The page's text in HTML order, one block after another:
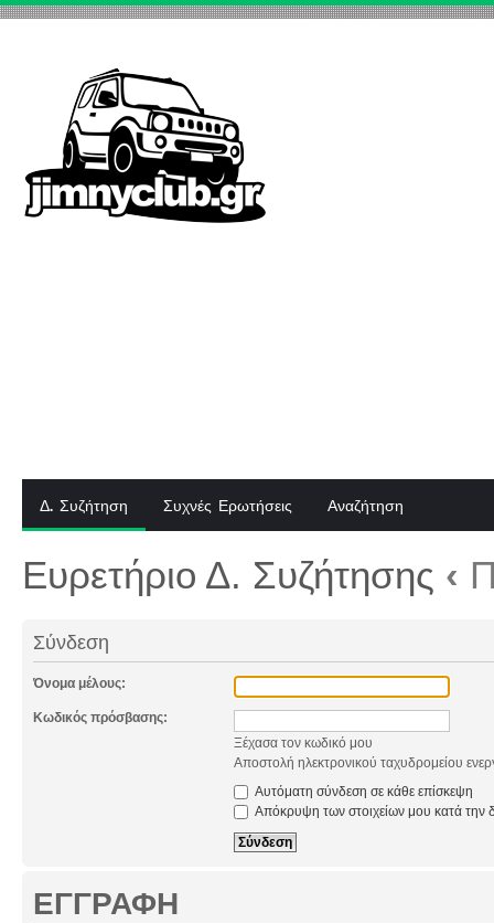
Δ. Συζήτηση Συχνές Ερωτήσεις Αναζήτηση
Ευρετήριο Δ. Συζήτησης ‹
Σύνδεση
Όνομα μέλους:
Κωδικός πρόσβασης:
Ξέχασα τον κωδικό μου
Αποστολή ηλεκτρονικού ταχυδρομείου
Αυτόματη σύνδεση σε κάθε επίσκεψη
Απόκρυψη των στοιχείων μου κατά την
ΕΓΓΡΑΦΉ